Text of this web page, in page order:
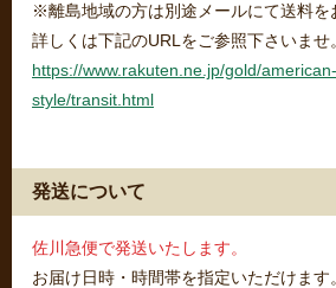
※離島地域の方は別途メールにて送料を
詳しくは下記のURLをご参照下さいませ。
https://www.rakuten.ne.jp/gold/
style/transit.html
発送について
佐川急便で発送いたします。
お届け日時・時間帯を指定いただけます。